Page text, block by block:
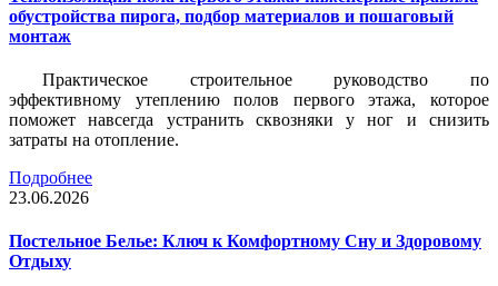
обустройства пирога, подбор материалов и пошаговый
монтаж
Практическое строительное руководство по
эффективному утеплению полов первого этажа, которое
поможет навсегда устранить сквозняки у ног и снизить
затраты на отопление.
Подробнее
23.06.2026
Постельное Белье: Ключ к Комфортному Сну и Здоровому
Отдыху